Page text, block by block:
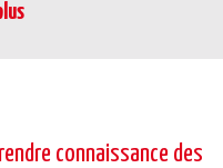
connaissance des